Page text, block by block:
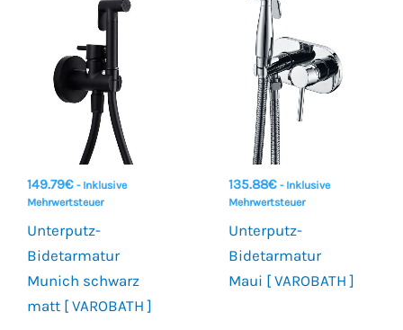
149.79€ - Inklusive
Mehrwertsteuer
Unterputz-
Bidetarmatur
Munich schwarz
matt [ VAROBATH ]
135.88€ - Inklusive
Mehrwertsteuer
Unterputz-
Bidetarmatur
Maui [ VAROBATH ]